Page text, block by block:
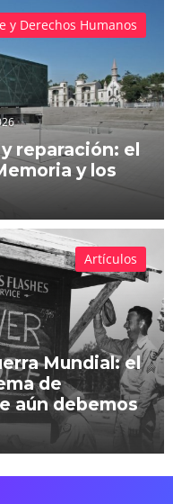
reparación: el
y los
y Derechos Humanos
Mundial: el
de
aún debemos
Artículos